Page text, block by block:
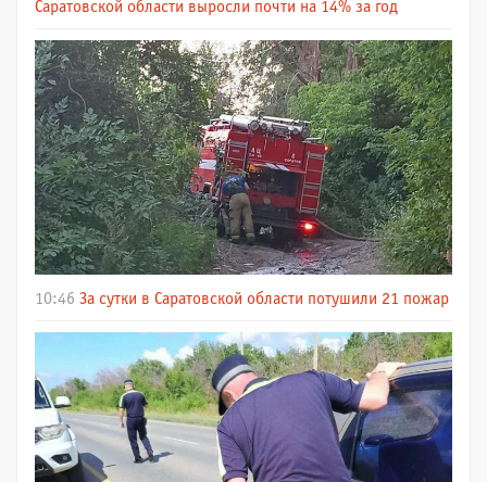
Саратовской области выросли почти на 14% за год
10:46 За сутки в Саратовской области потушили 21 пожар